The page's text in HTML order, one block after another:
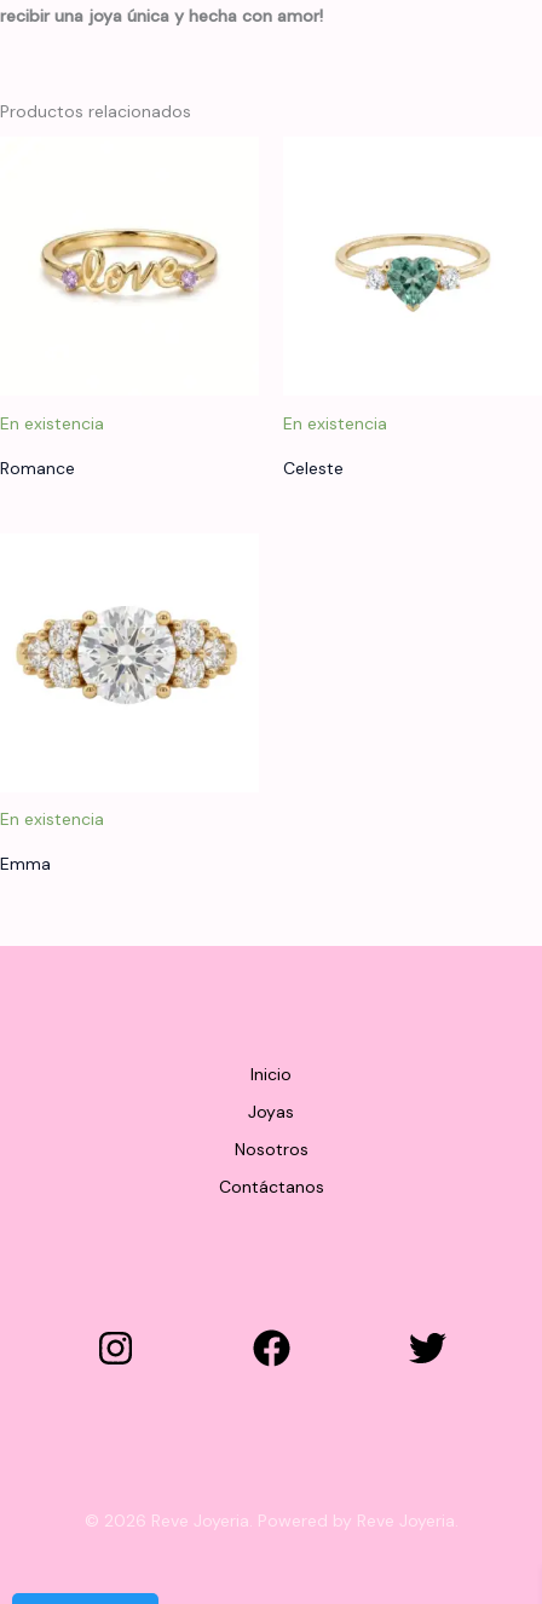
recibir una joya única y hecha con amor!
Productos relacionados
En existencia
Romance
En existencia
Celeste
En existencia
Emma
Inicio
Joyas
Nosotros
Contáctanos
© 2026 Reve Joyeria. Powered by Reve Joyeria.